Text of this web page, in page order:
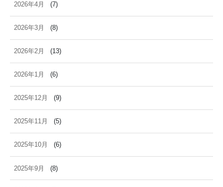
2026年4月 (7)
2026年3月 (8)
2026年2月 (13)
2026年1月 (6)
2025年12月 (9)
2025年11月 (5)
2025年10月 (6)
2025年9月 (8)